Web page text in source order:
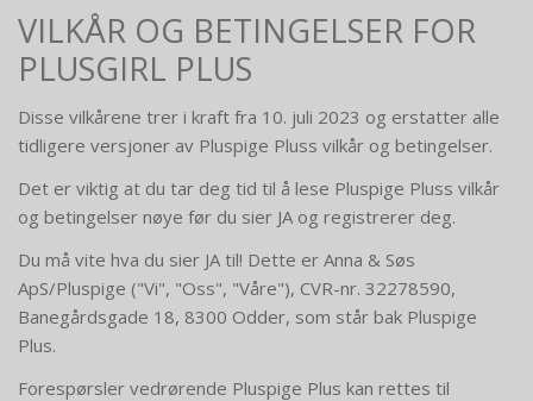
VILKÅR OG BETINGELSER FOR
PLUSGIRL PLUS
Disse vilkårene trer i kraft fra 10. juli 2023 og erstatter alle
tidligere versjoner av Pluspige Pluss vilkår og betingelser.
Det er viktig at du tar deg tid til å lese Pluspige Pluss vilkår
og betingelser nøye før du sier JA og registrerer deg.
Du må vite hva du sier JA til! Dette er Anna & Søs
ApS/Pluspige ("Vi", "Oss", "Våre"), CVR-nr. 32278590,
Banegårdsgade 18, 8300 Odder, som står bak Pluspige
Plus.
Forespørsler vedrørende Pluspige Plus kan rettes til